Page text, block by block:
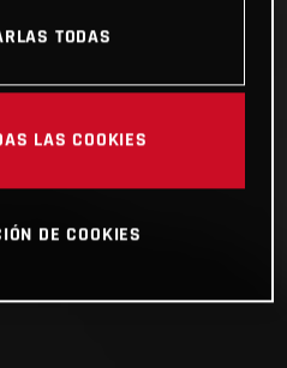
TODAS
LAS COOKIES
DE COOKIES